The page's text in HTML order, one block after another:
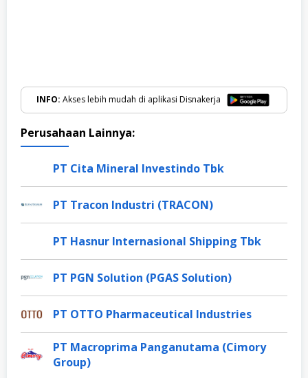
INFO: Akses lebih mudah di aplikasi Disnakerja
Perusahaan Lainnya:
PT Cita Mineral Investindo Tbk
PT Tracon Industri (TRACON)
PT Hasnur Internasional Shipping Tbk
PT PGN Solution (PGAS Solution)
PT OTTO Pharmaceutical Industries
PT Macroprima Panganutama (Cimory
Group)